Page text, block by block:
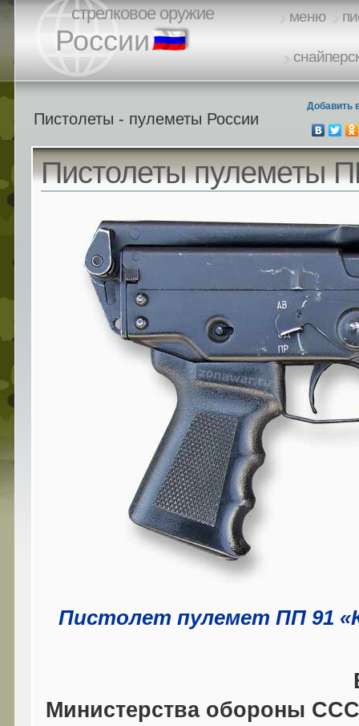
стрелковое оружие
России
меню
Пистолеты - пулеметы России
Добавить
Пистолеты пулеметы
Пистолет пулемет ПП 91
В
Министерства обороны